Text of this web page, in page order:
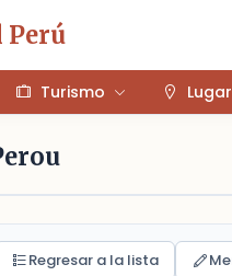
Perú
Turismo
Regresar a la lista